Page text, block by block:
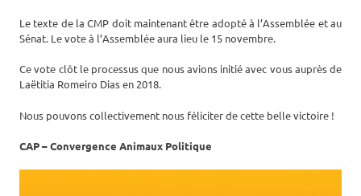
Le texte de la CMP doit maintenant être adopté à l’Assemblée et au
Sénat. Le vote à l’Assemblée aura lieu le 15 novembre.
Ce vote clôt le processus que nous avions initié avec vous auprès de
Laëtitia Romeiro Dias en 2018.
Nous pouvons collectivement nous féliciter de cette belle victoire !
CAP – Convergence Animaux Politique